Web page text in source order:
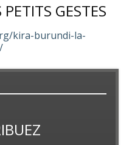
GESTES
kira-burundi-la-